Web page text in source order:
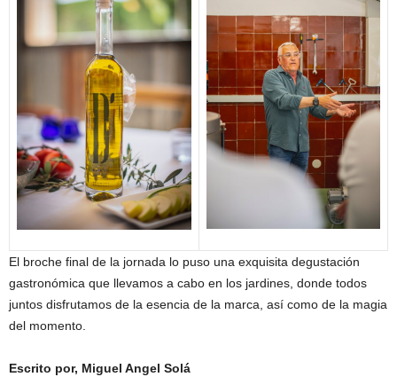
El broche final de la jornada lo puso una exquisita degustación
gastronómica que llevamos a cabo en los jardines, donde todos
juntos disfrutamos de la esencia de la marca, así como de la magia
del momento.
Escrito por, Miguel Angel Solá